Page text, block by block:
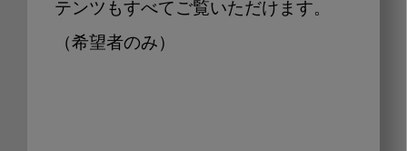
テンツもすべてご覧いただけます。
（希望者のみ）